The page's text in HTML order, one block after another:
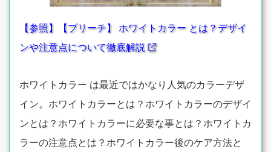
【参照】【ブリーチ】 ホワイトカラー とは？デザイ
ンや注意点について徹底解説
ホワイトカラー は最近ではかなり人気のカラーデザ
イン。ホワイトカラーとは？ホワイトカラーのデザイ
ンとは？ホワイトカラーに必要な事とは？ホワイトカ
ラーの注意点とは？ホワイトカラー後のケア方法と